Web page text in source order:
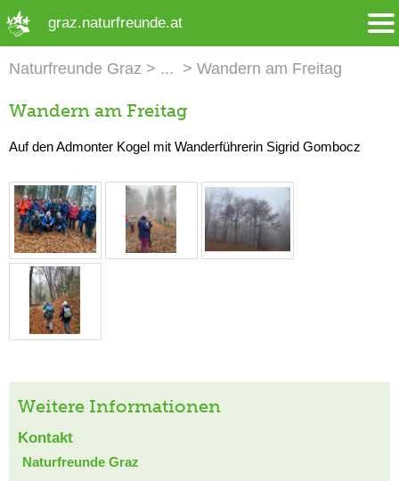
graz.naturfreunde.at
Naturfreunde Graz Wandern am Freitag
Wandern am Freitag
Auf den Admonter Kogel mit Wanderführerin Sigrid Gombocz
Weitere Informationen
Kontakt
Naturfreunde Graz